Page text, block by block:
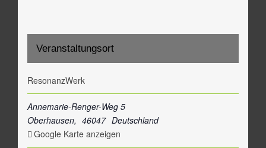
Veranstaltungsort
ResonanzWerk
Annemarie-Renger-Weg 5
Oberhausen, 46047 Deutschland
Google Karte anzeigen